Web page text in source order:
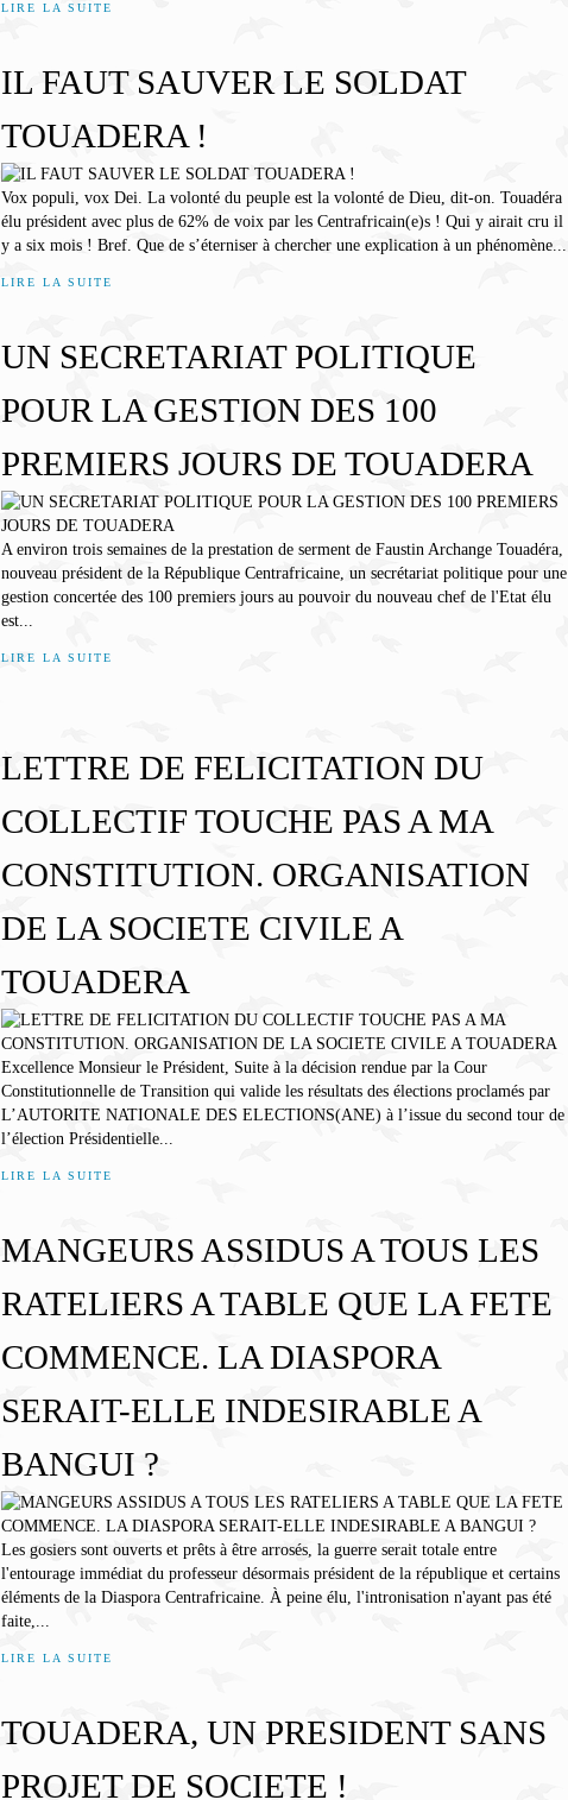
LIRE LA SUITE
IL FAUT SAUVER LE SOLDAT
TOUADERA !
Vox populi, vox Dei. La volonté du peuple est la volonté de Dieu, dit-on. Touadéra
élu président avec plus de 62% de voix par les Centrafricain(e)s ! Qui y airait cru il
y a six mois ! Bref. Que de s’éterniser à chercher une explication à un phénomène...
LIRE LA SUITE
UN SECRETARIAT POLITIQUE
POUR LA GESTION DES 100
PREMIERS JOURS DE TOUADERA
A environ trois semaines de la prestation de serment de Faustin Archange Touadéra,
nouveau président de la République Centrafricaine, un secrétariat politique pour une
gestion concertée des 100 premiers jours au pouvoir du nouveau chef de l'Etat élu
est...
LIRE LA SUITE
LETTRE DE FELICITATION DU
COLLECTIF TOUCHE PAS A MA
CONSTITUTION. ORGANISATION
DE LA SOCIETE CIVILE A
TOUADERA
Excellence Monsieur le Président, Suite à la décision rendue par la Cour
Constitutionnelle de Transition qui valide les résultats des élections proclamés par
L’AUTORITE NATIONALE DES ELECTIONS(ANE) à l’issue du second tour de
l’élection Présidentielle...
LIRE LA SUITE
MANGEURS ASSIDUS A TOUS LES
RATELIERS A TABLE QUE LA FETE
COMMENCE. LA DIASPORA
SERAIT-ELLE INDESIRABLE A
BANGUI ?
Les gosiers sont ouverts et prêts à être arrosés, la guerre serait totale entre
l'entourage immédiat du professeur désormais président de la république et certains
éléments de la Diaspora Centrafricaine. À peine élu, l'intronisation n'ayant pas été
faite,...
LIRE LA SUITE
TOUADERA, UN PRESIDENT SANS
PROJET DE SOCIETE !